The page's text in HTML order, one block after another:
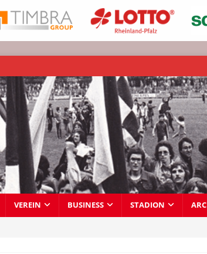
VEREIN BUSINESS STADION